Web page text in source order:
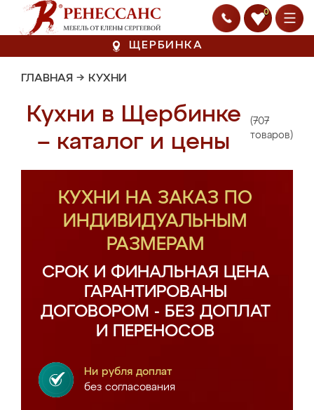
0
ЩЕРБИНКА
ГЛАВНАЯ → КУХНИ
Кухни в Щербинке
– каталог и цены
(707
товаров)
КУХНИ НА ЗАКАЗ ПО
ИНДИВИДУАЛЬНЫМ
РАЗМЕРАМ
СРОК И ФИНАЛЬНАЯ ЦЕНА
ГАРАНТИРОВАНЫ
ДОГОВОРОМ - БЕЗ ДОПЛАТ
И ПЕРЕНОСОВ
Ни рубля доплат
без согласования